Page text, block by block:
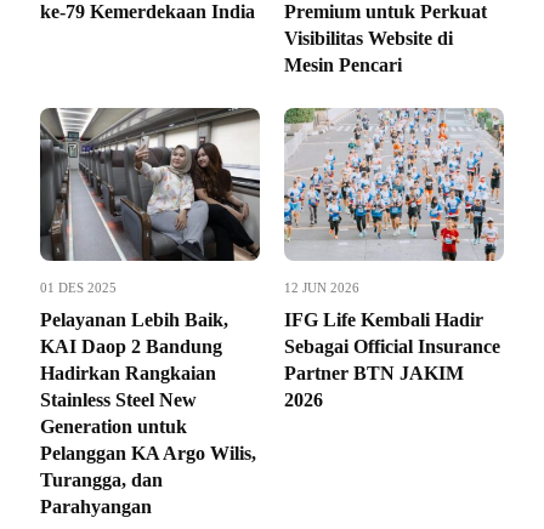
ke-79 Kemerdekaan India
Premium untuk Perkuat
Visibilitas Website di
Mesin Pencari
01 DES 2025
Pelayanan Lebih Baik,
KAI Daop 2 Bandung
Hadirkan Rangkaian
Stainless Steel New
Generation untuk
Pelanggan KA Argo Wilis,
Turangga, dan
Parahyangan
12 JUN 2026
IFG Life Kembali Hadir
Sebagai Official Insurance
Partner BTN JAKIM
2026